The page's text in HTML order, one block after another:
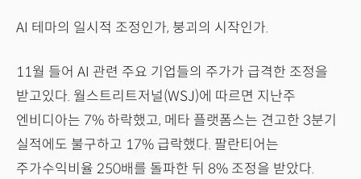
AI 테마의 일시적 조정인가, 붕괴의 시작인가.
11월 들어 AI 관련 주요 기업들의 주가가 급격한 조정을
받고있다. 월스트리트저널(WSJ)에 따르면 지난주
엔비디아는 7% 하락했고, 메타 플랫폼스는 견고한 3분기
실적에도 불구하고 17% 급락했다. 팔란티어는
주가수익비율 250배를 돌파한 뒤 8% 조정을 받았다.